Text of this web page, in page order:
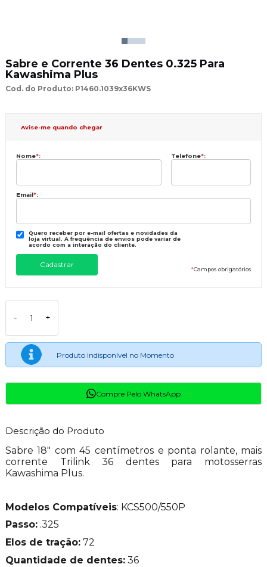
Sabre e Corrente 36 Dentes 0.325 Para
Kawashima Plus
Cod. do Produto: P1460.1039x36KWS
Avise-me quando chegar
Nome*: Telefone*:
Email*:
Quero receber por e-mail ofertas e novidades da
loja virtual. A frequência de envios pode variar de
acordo com a interação do cliente.
*Campos obrigatórios
- +
Produto Indisponível no Momento
Compre Pelo WhatsApp
Descrição do Produto
Sabre 18″ com 45 centímetros e ponta rolante, mais
corrente Trilink 36 dentes para motosserras
Kawashima Plus.
Modelos Compatíveis: KCS500/550P
Passo:.325
Elos de tração:72
Quantidade de dentes:36